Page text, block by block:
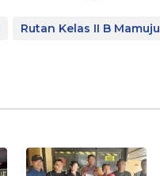
Rutan Kelas II B Mamuju